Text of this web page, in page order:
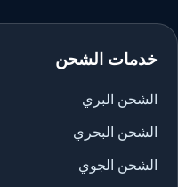
خدمات الشحن
الشحن البري
الشحن البحري
الشحن الجوي